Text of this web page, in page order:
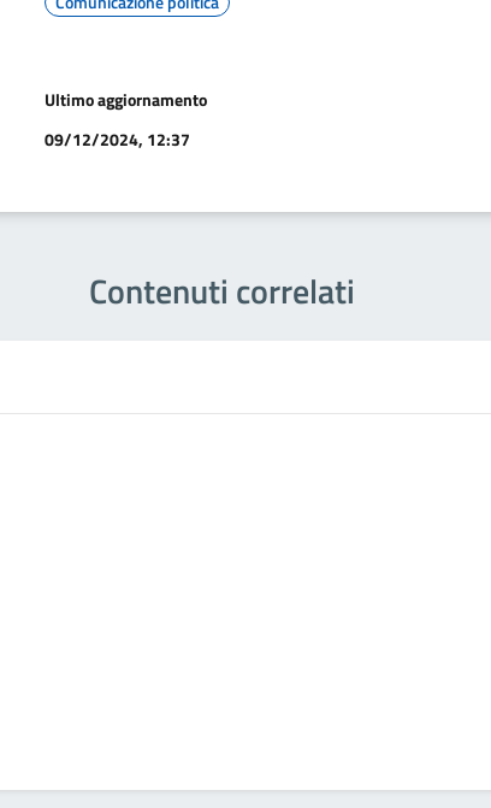
Ultimo aggiornamento
09/12/2024, 12:37
Contenuti correlati